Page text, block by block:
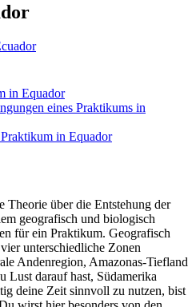
in Equador
eines Praktikums in
in Equador
Theorie über die Entstehung der
geografisch und biologisch
für ein Praktikum. Geografisch
unterschiedliche Zonen
Andenregion, Amazonas-Tiefland
Lust darauf hast, Südamerika
deine Zeit sinnvoll zu nutzen, bist